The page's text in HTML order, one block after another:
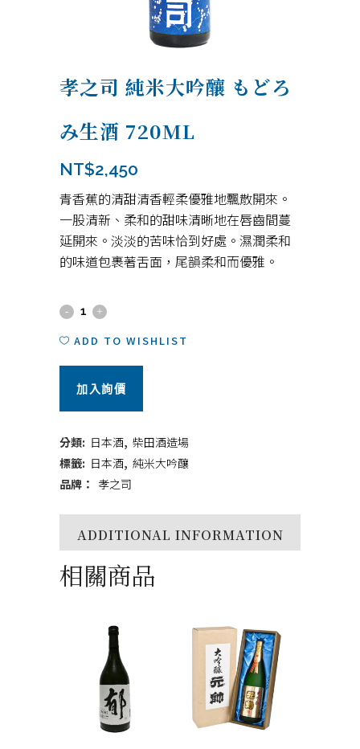
孝之司 純米大吟釀 もどろ
み生酒 720ML
NT$2,450
青香蕉的清甜清香輕柔優雅地飄散開來。
一股清新、柔和的甜味清晰地在唇齒間蔓
延開來。淡淡的苦味恰到好處。濕潤柔和
的味道包裹著舌面，尾韻柔和而優雅。
孝
之
司
大
吟
釀
も
ど
ADD TO WISHLIST
加入詢價
分類: 日本酒, 柴田酒造場
標籤: 日本酒, 純米大吟釀
品牌： 孝之司
ADDITIONAL INFORMATION
相關商品